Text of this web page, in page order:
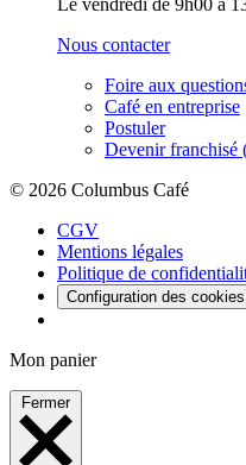
Nous contacter
Foire aux
Café en entreprise
Postuler
Devenir franchisé
© 2026 Columbus Café
CGV
Mentions légales
Politique de
Configuration des cookies
Mon panier
Fermer